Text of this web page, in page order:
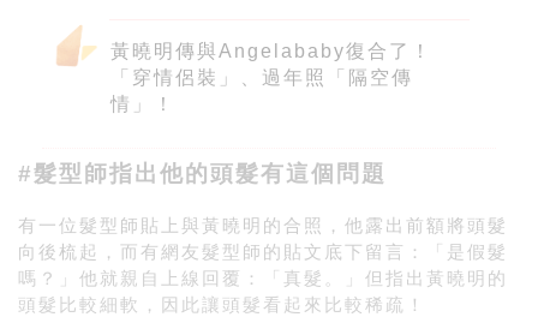
黃曉明傳與Angelababy復合了！
「穿情侶裝」、過年照「隔空傳
情」！
#髮型師指出他的頭髮有這個問題
有一位髮型師 貼上與黃曉明 的合照，他露出前額將頭髮
向後梳起，而有網友 髮型師的貼文底下留言：「是假髮
嗎？」他就親自上線回覆：「真髮。」但指出黃曉明的
頭髮比較細軟，因此讓頭髮看起來比較稀疏！